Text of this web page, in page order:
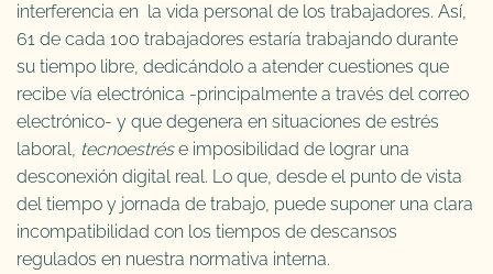
interferencia en la vida personal de los trabajadores. Así,
61 de cada 100 trabajadores estaría trabajando durante
su tiempo libre, dedicándolo a atender cuestiones que
recibe vía electrónica -principalmente a través del correo
electrónico- y que degenera en situaciones de estrés
laboral, tecnoestrése imposibilidad de lograr una
desconexión digital real. Lo que, desde el punto de vista
del tiempo y jornada de trabajo, puede suponer una clara
incompatibilidad con los tiempos de descansos
regulados en nuestra normativa interna.